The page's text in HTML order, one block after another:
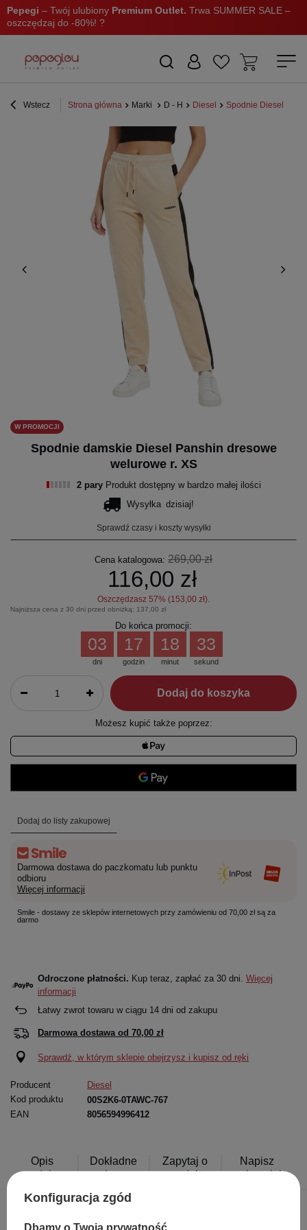
Pepegi – Twój ulubiony Premium Outlet. Trwa SUMMER SALE –
oszczędzaj do -80%! ?
Wstecz Strona główna Marki D - H Diesel Spodnie Diesel
W PROMOCJI
Spodnie damskie Diesel Panshin dresowe
welurowe r. XS
2 pary Produkt dostępny w bardzo małej ilości
Wysyłka dzisiaj!
Sprawdź czasy i koszty wysyłki
Cena katalogowa: 269,00 zł
116,00 zł
Oszczędzasz 57% (153,00 zł).
Najniższa cena z 30 dni przed obniżką: 137,00 zł
Do końca promocji:
dni
03
godzin
17
minut
18
sekund
33
Dodaj do koszyka
Możesz kupić także poprzez:
Dodaj do listy zakupowej
Darmowa dostawa do paczkomatu lub punktu
odbioru
Więcej informacji
Smile - dostawy ze sklepów internetowych przy zamówieniu od 70,00 zł są za
darmo
Odroczone płatności. Kup teraz, zapłać za 30 dni. Więcej
informacji
Łatwy zwrot towaru w ciągu 14 dni od zakupu
Darmowa dostawa od 70,00 zł
Sprawdź, w którym sklepie obejrzysz i kupisz od ręki
Producent
Diesel
Kod produktu
00S2K6-0TAWC-767
EAN
8056594996412
Opis
produktu
Dokładne
dane
Zapytaj o
produkt
Napisz
swoją opinię
Konfiguracja zgód